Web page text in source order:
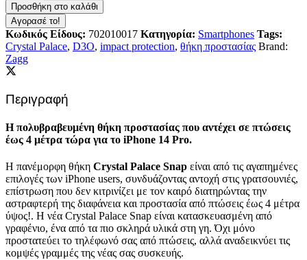
Προσθήκη στο καλάθι
Αγορασέ το!
Κωδικός Είδους: 702010017 Κατηγορία: Smartphones Tags:
Crystal Palace, D3O, impact protection, θήκη προστασίας Brand:
Zagg
Περιγραφή
Η πολυβραβευμένη θήκη προστασίας που αντέχει σε πτώσεις
έως 4 μέτρα τώρα για το iPhone 14 Pro.
Η πανέμορφη θήκη Crystal Palace Snap είναι από τις αγαπημένες
επιλογές των iPhone users, συνδυάζοντας αντοχή στις γρατσουνιές,
επίστρωση που δεν κιτρινίζει με τον καιρό διατηρώντας την
αστραφτερή της διαφάνεια και προστασία από πτώσεις έως 4 μέτρα
ύψος!. Η νέα Crystal Palace Snap είναι κατασκευασμένη από
γραφένιο, ένα από τα πιο σκληρά υλικά στη γη. Όχι μόνο
προστατεύει το τηλέφωνό σας από πτώσεις, αλλά αναδεικνύει τις
κομψές γραμμές της νέας σας συσκευής.